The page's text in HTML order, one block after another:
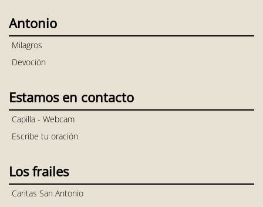
Antonio
Milagros
Devoción
Estamos en contacto
Capilla - Webcam
Escribe tu oración
Los frailes
Caritas San Antonio